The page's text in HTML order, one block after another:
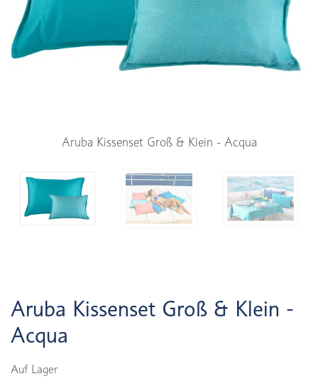
Aruba Kissenset Groß & Klein - Acqua
Aruba Kissenset Groß & Klein -
Acqua
Auf Lager